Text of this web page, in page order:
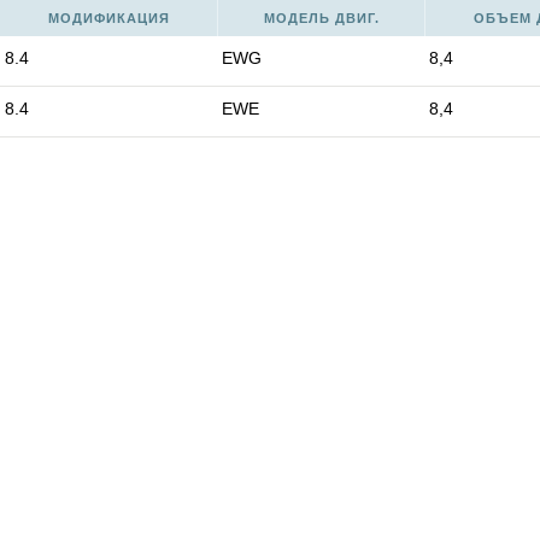
МОДИФИКАЦИЯ МОДЕЛЬ ДВИГ. ОБЪЕМ
8.4 EWG 8,4
8.4 EWE 8,4